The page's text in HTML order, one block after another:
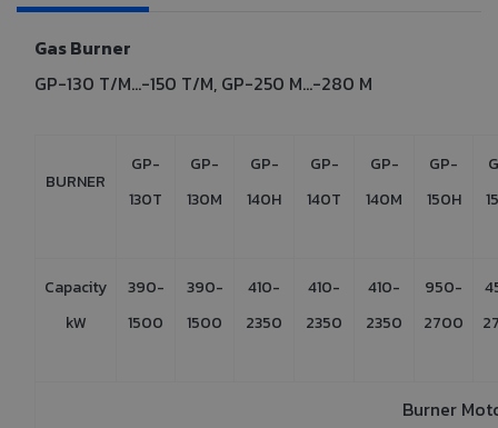
Gas Burner
GP-130 T/M...-150 T/M, GP-250 M...-280 M
BURNER
GP-
130T
GP-
130M
GP-
140H
GP-
140T
GP-
140M
GP-
150H
Capacity
kW
390-
1500
390-
1500
410-
2350
410-
2350
410-
2350
950-
2700
Burner